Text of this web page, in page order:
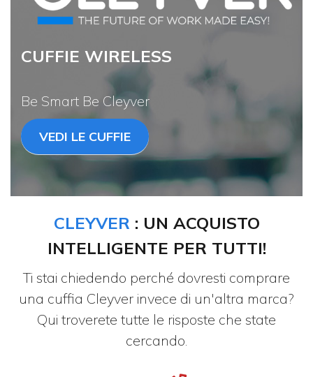
CUFFIE WIRELESS
Be Smart Be Cleyver
VEDI LE CUFFIE
CLEYVER : UN ACQUISTO
INTELLIGENTE PER TUTTI!
Ti stai chiedendo perché dovresti comprare
una cuffia Cleyver invece di un'altra marca?
Qui troverete tutte le risposte che state
cercando.